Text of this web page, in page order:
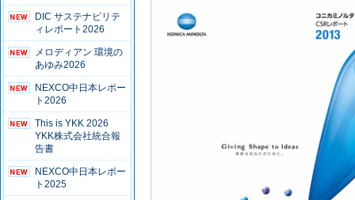
DIC サステナビリテ
ィレポート2026
メロディアン 環境の
あゆみ2026
NEXCO中日本レポー
ト2026
This is YKK 2026
YKK株式会社統合報
告書
NEXCO中日本レポー
ト2025